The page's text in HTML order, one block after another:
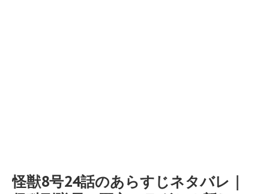
怪獣8号24話のあらすじネタバレ｜